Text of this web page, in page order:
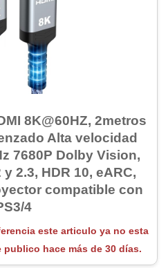
8K@60HZ, 2metros
Alta velocidad
7680P Dolby Vision,
y 2.3, HDR 10, eARC,
compatible con
4
este articulo ya no esta
hace más de 30 días.